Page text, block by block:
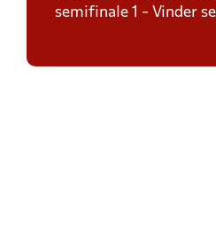
semifinale 1 - Vinder